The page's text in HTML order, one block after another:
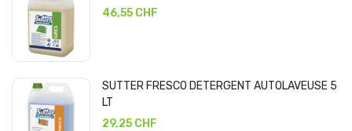
46,55 CHF
SUTTER FRESCO DETERGENT AUTOLAVEUSE 5
LT
29,25 CHF